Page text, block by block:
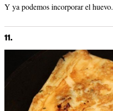
Y ya podemos incorporar el huevo.
11.